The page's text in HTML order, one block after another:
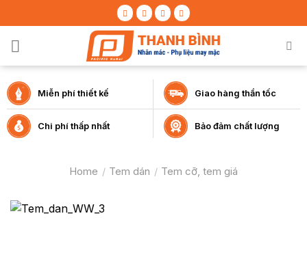
to
content
Miễn phí thiết kế Giao hàng thần tốc
Chi phí thấp nhất Bảo đảm chất lượng
Home / Tem dán / Tem cỡ, tem giá